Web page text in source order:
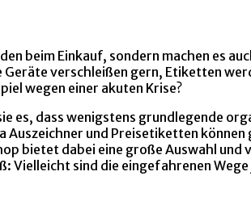
beim Einkauf, sondern machen es
verschleißen gern, Etiketten
wegen einer akuten Krise?
es, dass wenigstens grundlegende
Auszeichner und Preisetiketten können
bietet dabei eine große Auswahl
sind die eingefahrenen Wege